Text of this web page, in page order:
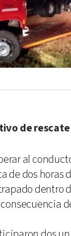
de rescate
al
de dos horas
dentro